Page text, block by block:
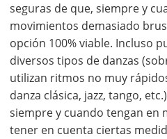
seguras de que, siempre y
movimientos demasiado
opción 100% viable. Incluso
diversos tipos de danzas
utilizan ritmos no muy
danza clásica, jazz, tango,
siempre y cuando tengan en
tener en cuenta ciertas